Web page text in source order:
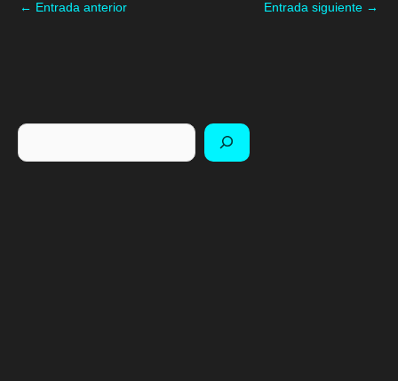
← Entrada anterior Entrada siguiente →
Buscar